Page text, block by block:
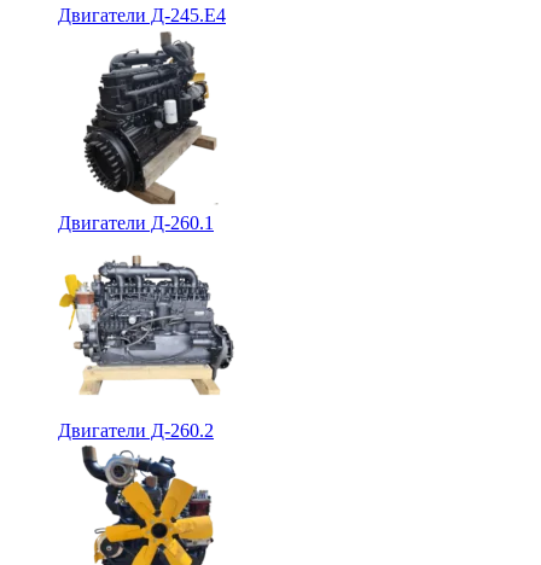
Двигатели Д-245.Е4
Двигатели Д-260.1
Двигатели Д-260.2